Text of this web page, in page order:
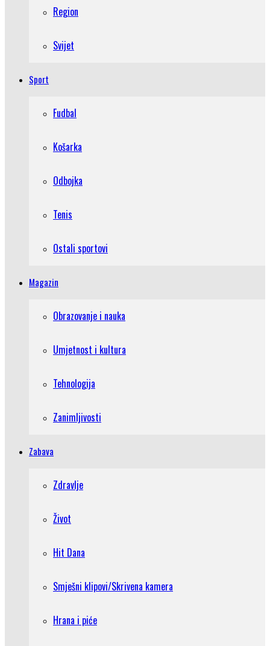
Region
Svijet
Sport
Fudbal
Košarka
Odbojka
Tenis
Ostali sportovi
Magazin
Obrazovanje i nauka
Umjetnost i kultura
Tehnologija
Zanimljivosti
Zabava
Zdravlje
Život
Hit Dana
Smješni klipovi/Skrivena kamera
Hrana i piće